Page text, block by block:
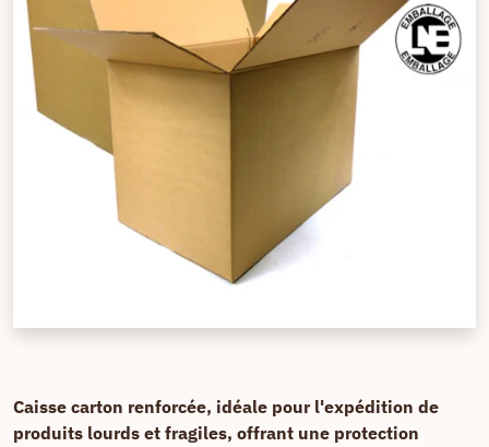
Caisse carton renforcée, idéale pour l'expédition de
produits lourds et fragiles, offrant une protection